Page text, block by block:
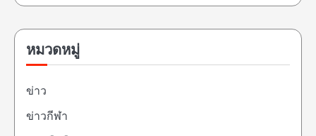
หมวดหมู่
ข่าว
ข่าวกีฬา